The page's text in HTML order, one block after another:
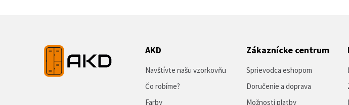
AKD
Navštívte našu vzorkovňu
Čo robíme?
Farby
Zákaznícke centrum
Sprievodca eshopom
Doručenie a doprava
Možnosti platby